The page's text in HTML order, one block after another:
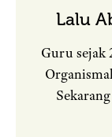
Lalu
Guru sejak